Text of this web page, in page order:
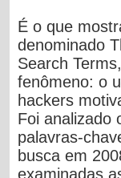
É o que
denominado
Search
fenômeno: o
hackers
Foi analizado
palavras-
busca em
examinadas